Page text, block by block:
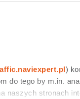
)
do tego by m.in.
naszych stronach
samochód w
drogowego.
czy znaki